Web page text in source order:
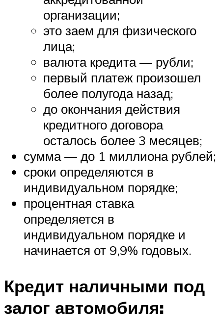
организации;
это заем для физического
лица;
валюта кредита — рубли;
первый платеж произошел
более полугода назад;
до окончания действия
кредитного договора
осталось более 3 месяцев;
сумма — до 1 миллиона рублей;
сроки определяются в
индивидуальном порядке;
процентная ставка
определяется в
индивидуальном порядке и
начинается от 9,9% годовых.
Кредит наличными под
залог автомобиля: